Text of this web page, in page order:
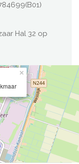
Hal 32 op
×